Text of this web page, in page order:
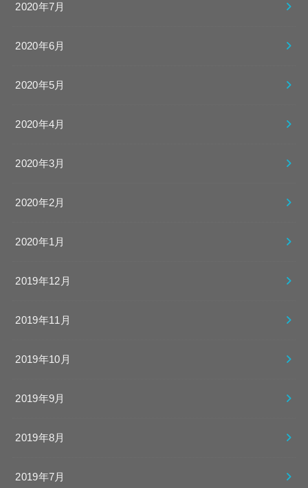
2020年7月
2020年6月
2020年5月
2020年4月
2020年3月
2020年2月
2020年1月
2019年12月
2019年11月
2019年10月
2019年9月
2019年8月
2019年7月